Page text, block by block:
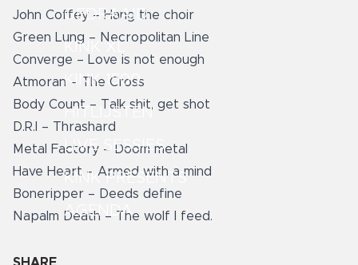
GEDRAAID
KINK XL
KINK 1500
HITLIJSTEN
LIVE SESSIES
KINK PRESENTS
AGENDA
John Coffey – Hang the choir
Green Lung – Necropolitan Line
Converge – Love is not enough
Atmoran – The Cross
Body Count – Talk shit, get shot
D.R.I – Thrashard
Metal Factory – Doom metal
Have Heart – Armed with a mind
Boneripper – Deeds define
Napalm Death – The wolf I feed.